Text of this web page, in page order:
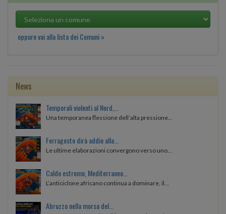
oppure vai alla lista dei Comuni »
News
Temporali violenti al Nord,...
Una temporanea flessione dell’alta pressione...
Ferragosto dirà addio alla...
Le ultime elaborazioni convergono verso uno...
Caldo estremo, Mediterraneo...
L’anticiclone africano continua a dominare, il...
Abruzzo nella morsa del...